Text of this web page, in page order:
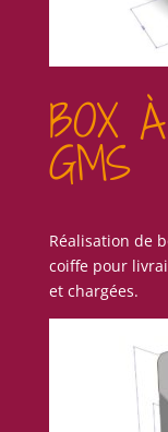
BOX
GMS
Réalisation de
coiffe pour
et chargées.